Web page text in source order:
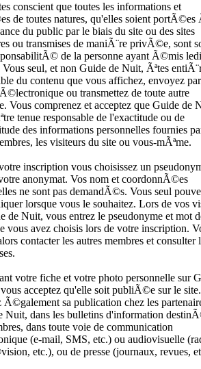
conscient que toutes les informations et
de toutes natures, qu'elles soient
du public par le biais du site ou des sites
ou transmises de maniÃ¨re privÃ©e, sont
de la personne ayant Ã©mis
Vous seul, et non Guide de Nuit, Ãªtes
du contenu que vous affichez, envoyez par
ou transmettez de toute autre
Vous comprenez et acceptez que Guide de
tenue responsable de l'exactitude ou de
des informations personnelles fournies
les visiteurs du site ou vous-mÃªme.
inscription vous choisissez un
anonymat. Vos nom et coordonnÃ©es
ne sont pas demandÃ©s. Vous seul
lorsque vous le souhaitez. Lors de vos
de Nuit, vous entrez le pseudonyme et mot
vous avez choisis lors de votre inscription.
contacter les autres membres et consulter
votre fiche et votre photo personnelle sur
acceptez qu'elle soit publiÃ©e sur le
Ã©galement sa publication chez les
Nuit, dans les bulletins d'information
dans toute voie de communication
(e-mail, SMS, etc.) ou audiovisuelle
etc.), ou de presse (journaux, revues,